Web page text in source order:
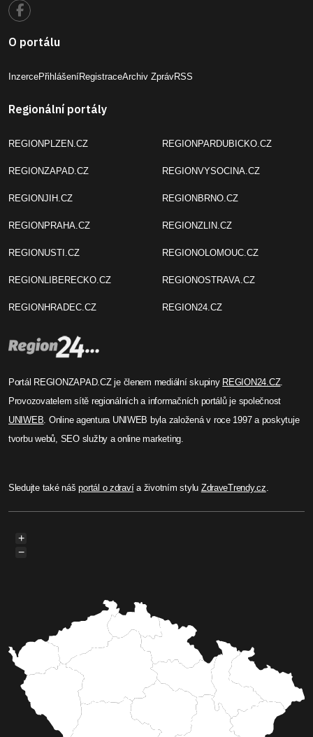
O portálu
InzercePřihlášeníRegistraceArchiv ZprávRSS
Regionální portály
REGIONPLZEN.CZ
REGIONZAPAD.CZ
REGIONJIH.CZ
REGIONPRAHA.CZ
REGIONUSTI.CZ
REGIONLIBERECKO.CZ
REGIONHRADEC.CZ
REGIONPARDUBICKO.CZ
REGIONVYSOCINA.CZ
REGIONBRNO.CZ
REGIONZLIN.CZ
REGIONOLOMOUC.CZ
REGIONOSTRAVA.CZ
REGION24.CZ
Portál REGIONZAPAD.CZ je členem mediální skupiny REGION24.CZ.
Provozovatelem sítě regionálních a informačních portálů je společnost
UNIWEB . Online agentura UNIWEB byla založená v roce 1997 a poskytuje
tvorbu webů, SEO služby a online marketing.
Sledujte také nášportál o zdravía životním stylu ZdraveTrendy.cz
+
−